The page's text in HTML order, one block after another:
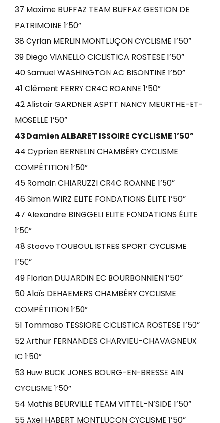
37 Maxime BUFFAZ TEAM BUFFAZ GESTION DE
PATRIMOINE 1’50”
38 Cyrian MERLIN MONTLUÇON CYCLISME 1’50”
39 Diego VIANELLO CICLISTICA ROSTESE 1’50”
40 Samuel WASHINGTON AC BISONTINE 1’50”
41 Clément FERRY CR4C ROANNE 1’50”
42 Alistair GARDNER ASPTT NANCY MEURTHE-ET-
MOSELLE 1’50”
43 Damien ALBARET ISSOIRE CYCLISME 1’50”
44 Cyprien BERNELIN CHAMBÉRY CYCLISME
COMPÉTITION 1’50”
45 Romain CHIARUZZI CR4C ROANNE 1’50”
46 Simon WIRZ ELITE FONDATIONS ÉLITE 1’50”
47 Alexandre BINGGELI ELITE FONDATIONS ÉLITE
1’50”
48 Steeve TOUBOUL ISTRES SPORT CYCLISME
1’50”
49 Florian DUJARDIN EC BOURBONNIEN 1’50”
50 Aloïs DEHAEMERS CHAMBÉRY CYCLISME
COMPÉTITION 1’50”
51 Tommaso TESSIORE CICLISTICA ROSTESE 1’50”
52 Arthur FERNANDES CHARVIEU-CHAVAGNEUX
IC 1’50”
53 Huw BUCK JONES BOURG-EN-BRESSE AIN
CYCLISME 1’50”
54 Mathis BEURVILLE TEAM VITTEL-N’SIDE 1’50”
55 Axel HABERT MONTLUÇON CYCLISME 1’50”